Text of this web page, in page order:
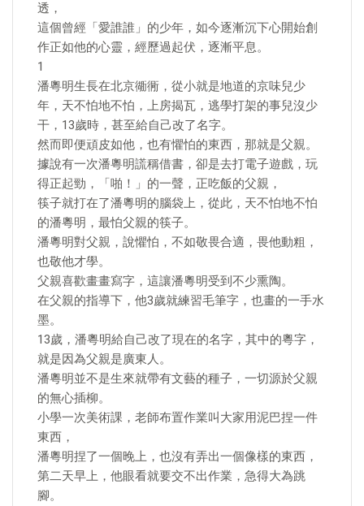
透，
這個曾經「愛誰誰」的少年，如今逐漸沉下心開始創
作正如他的心靈，經歷過起伏，逐漸平息。
1
潘粵明生長在北京衚衕，從小就是地道的京味兒少
年，天不怕地不怕，上房揭瓦，逃學打架的事兒沒少
干，13歲時，甚至給自己改了名字。
然而即便頑皮如他，也有懼怕的東西，那就是父親。
據說有一次潘粵明謊稱借書，卻是去打電子遊戲，玩
得正起勁，「啪！」的一聲，正吃飯的父親，
筷子就打在了潘粵明的腦袋上，從此，天不怕地不怕
的潘粵明，最怕父親的筷子。
潘粵明對父親，說懼怕，不如敬畏合適，畏他動粗，
也敬他才學。
父親喜歡畫畫寫字，這讓潘粵明受到不少熏陶。
在父親的指導下，他3歲就練習毛筆字，也畫的一手水
墨。
13歲，潘粵明給自己改了現在的名字，其中的粵字，
就是因為父親是廣東人。
潘粵明並不是生來就帶有文藝的種子，一切源於父親
的無心插柳。
小學一次美術課，老師布置作業叫大家用泥巴捏一件
東西，
潘粵明捏了一個晚上，也沒有弄出一個像樣的東西，
第二天早上，他眼看就要交不出作業，急得大為跳
腳。